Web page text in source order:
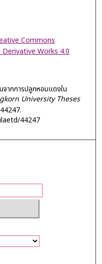
Commons
Works 4.0
ากการปลูกหอมแดงใน
University Theses
44247